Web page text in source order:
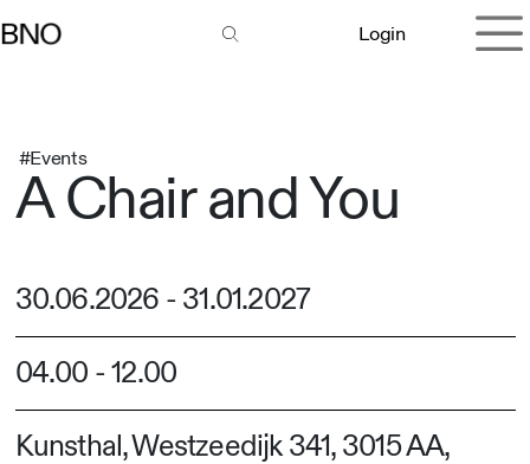
Login
#Events
A Chair and You
30.06.2026 - 31.01.2027
04.00 -12.00
Kunsthal, Westzeedijk 341, 3015 AA,